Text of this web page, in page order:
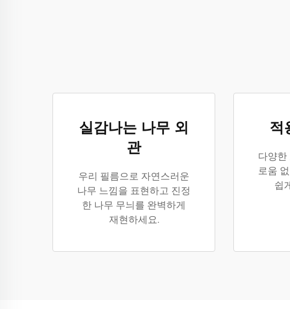
실감나는 나무 외
관
우리 필름으로 자연스러운
나무 느낌을 표현하고 진정
한 나무 무늬를 완벽하게
재현하세요.
적
다양한
로움
쉽